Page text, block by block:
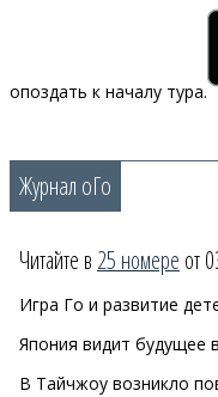
опоздать к началу тура.
Журнал оГо
Читайте в 25 номере от
Игра Го и развитие
Япония видит будущее
В Тайчжоу возникло